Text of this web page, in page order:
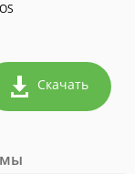
Скачать